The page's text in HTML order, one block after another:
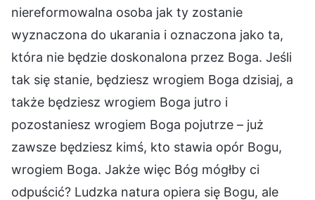
niereformowalna osoba jak ty zostanie
wyznaczona do ukarania i oznaczona jako ta,
która nie będzie doskonalona przez Boga. Jeśli
tak się stanie, będziesz wrogiem Boga dzisiaj, a
także będziesz wrogiem Boga jutro i
pozostaniesz wrogiem Boga pojutrze – już
zawsze będziesz kimś, kto stawia opór Bogu,
wrogiem Boga. Jakże więc Bóg mógłby ci
odpuścić? Ludzka natura opiera się Bogu, ale